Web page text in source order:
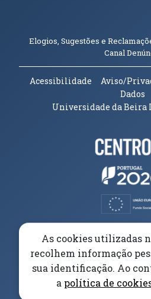
Elogios, Sugestões e
Canal
Acessibilidade Aviso/
Dados
Universidade da
Parceiros e
As cookies utilizadas
recolhem informação
sua identificação. Ao
a política de